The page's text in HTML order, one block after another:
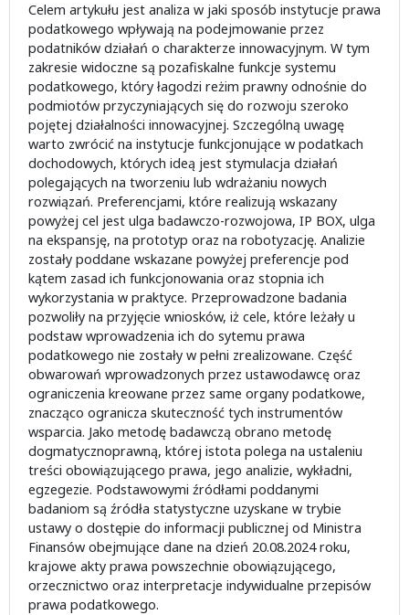
Celem artykułu jest analiza w jaki sposób instytucje prawa
podatkowego wpływają na podejmowanie przez
podatników działań o charakterze innowacyjnym. W tym
zakresie widoczne są pozafiskalne funkcje systemu
podatkowego, który łagodzi reżim prawny odnośnie do
podmiotów przyczyniających się do rozwoju szeroko
pojętej działalności innowacyjnej. Szczególną uwagę
warto zwrócić na instytucje funkcjonujące w podatkach
dochodowych, których ideą jest stymulacja działań
polegających na tworzeniu lub wdrażaniu nowych
rozwiązań. Preferencjami, które realizują wskazany
powyżej cel jest ulga badawczo-rozwojowa, IP BOX, ulga
na ekspansję, na prototyp oraz na robotyzację. Analizie
zostały poddane wskazane powyżej preferencje pod
kątem zasad ich funkcjonowania oraz stopnia ich
wykorzystania w praktyce. Przeprowadzone badania
pozwoliły na przyjęcie wniosków, iż cele, które leżały u
podstaw wprowadzenia ich do sytemu prawa
podatkowego nie zostały w pełni zrealizowane. Część
obwarowań wprowadzonych przez ustawodawcę oraz
ograniczenia kreowane przez same organy podatkowe,
znacząco ogranicza skuteczność tych instrumentów
wsparcia. Jako metodę badawczą obrano metodę
dogmatycznoprawną, której istota polega na ustaleniu
treści obowiązującego prawa, jego analizie, wykładni,
egzegezie. Podstawowymi źródłami poddanymi
badaniom są źródła statystyczne uzyskane w trybie
ustawy o dostępie do informacji publicznej od Ministra
Finansów obejmujące dane na dzień 20.08.2024 roku,
krajowe akty prawa powszechnie obowiązującego,
orzecznictwo oraz interpretacje indywidualne przepisów
prawa podatkowego.